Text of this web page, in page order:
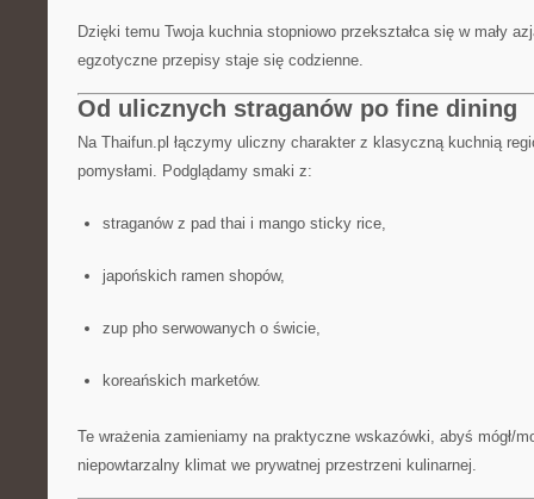
Dzięki temu Twoja kuchnia stopniowo przekształca się w mały
egzotyczne przepisy staje się codzienne.
Od ulicznych straganów po fine dining
Na Thaifun.pl łączymy uliczny charakter z klasyczną kuchnią
pomysłami. Podglądamy smaki z:
straganów z pad thai i mango sticky rice,
japońskich ramen shopów,
zup pho serwowanych o świcie,
koreańskich marketów.
Te wrażenia zamieniamy na praktyczne wskazówki, abyś mógł/
niepowtarzalny klimat we prywatnej przestrzeni kulinarnej.